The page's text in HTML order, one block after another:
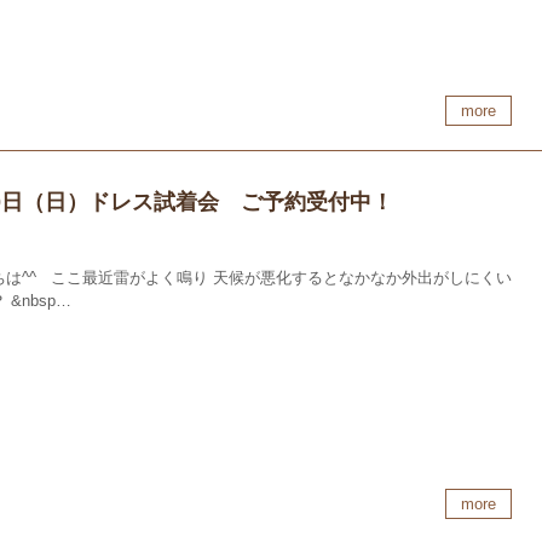
more
（日）ドレス試着会 ご予約受付中！
は^^ ここ最近雷がよく鳴り 天候が悪化するとなかなか外出がしにくい
&nbsp…
more